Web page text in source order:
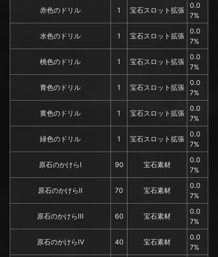
赤色のドリル 1 宝石スロット拡張
0.0
7%
水色のドリル 1 宝石スロット拡張
0.0
7%
桃色のドリル 1 宝石スロット拡張
0.0
7%
青色のドリル 1 宝石スロット拡張
0.0
7%
黄色のドリル 1 宝石スロット拡張
0.0
7%
緑色のドリル 1 宝石スロット拡張
0.0
7%
原石のかけらI 90 宝石素材
0.0
7%
原石のかけらII 70 宝石素材
0.0
7%
原石のかけらIII 60 宝石素材
0.0
7%
原石のかけらIV 40 宝石素材
0.0
7%